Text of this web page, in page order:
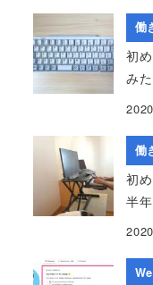
働
初
み
働
初
半